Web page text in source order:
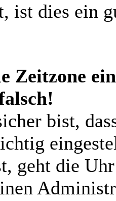
ist dies ein
Zeitzone
bist,
geht die